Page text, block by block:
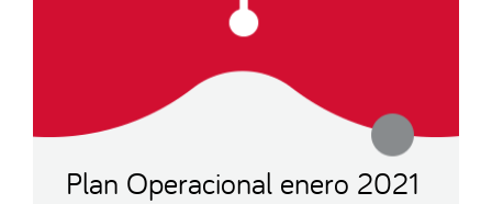
Plan Operacional enero 2021